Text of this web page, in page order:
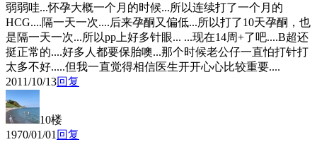
弱弱哇...怀孕大概一个月的时候...所以连续打了一个月的
HCG....隔一天一次....后来孕酮又偏低...所以打了10天孕酮，也
是隔一天一次...所以pp上好多针眼... ...现在14周+了吧....B超还
挺正常的....好多人都要保胎噢...那个时候老公仔一直怕打针打
太多不好.....但我一直觉得相信医生开开心心比较重要....
2011/10/13回复
10楼
1970/01/01 回复